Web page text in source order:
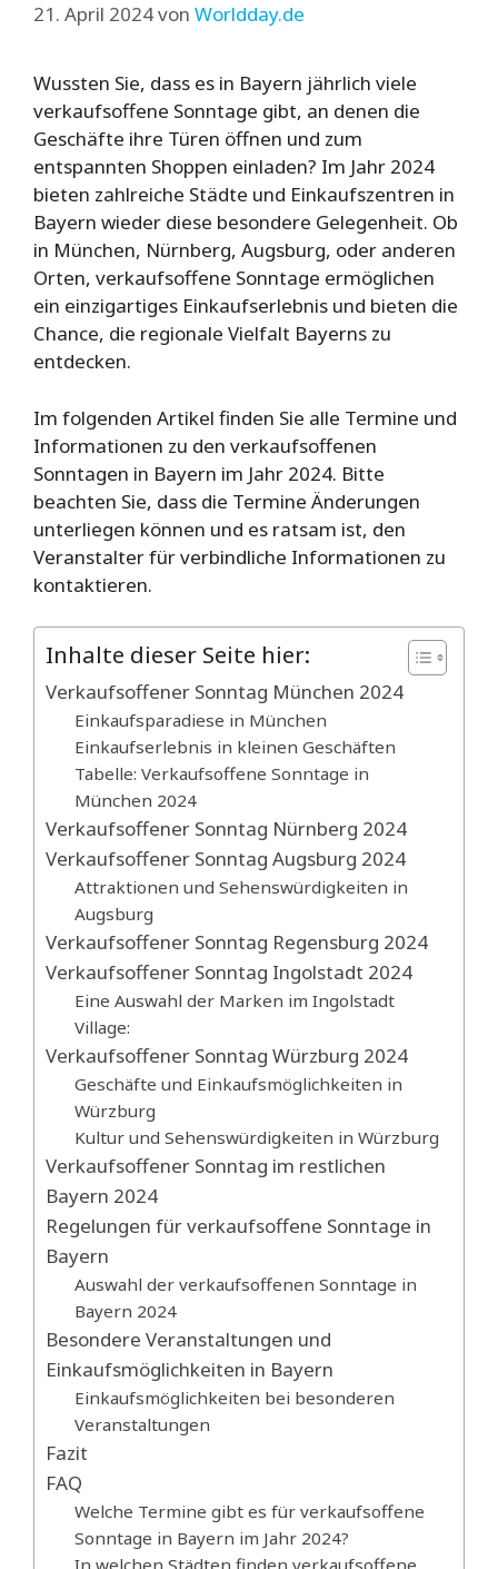
21. April 2024von Worldday.de
Wussten Sie, dass es in Bayern jährlich viele
verkaufsoffene Sonntage gibt, an denen die
Geschäfte ihre Türen öffnen und zum
entspannten Shoppen einladen? Im Jahr 2024
bieten zahlreiche Städte und Einkaufszentren in
Bayern wieder diese besondere Gelegenheit. Ob
in München, Nürnberg, Augsburg, oder anderen
Orten, verkaufsoffene Sonntage ermöglichen
ein einzigartiges Einkaufserlebnis und bieten die
Chance, die regionale Vielfalt Bayerns zu
entdecken.
Im folgenden Artikel finden Sie alle Termine und
Informationen zu den verkaufsoffenen
Sonntagen in Bayern im Jahr 2024. Bitte
beachten Sie, dass die Termine Änderungen
unterliegen können und es ratsam ist, den
Veranstalter für verbindliche Informationen zu
kontaktieren.
Inhalte dieser Seite hier:
Verkaufsoffener Sonntag München 2024
Einkaufsparadiese in München
Einkaufserlebnis in kleinen Geschäften
Tabelle: Verkaufsoffene Sonntage in
München 2024
Verkaufsoffener Sonntag Nürnberg 2024
Verkaufsoffener Sonntag Augsburg 2024
Attraktionen und Sehenswürdigkeiten in
Augsburg
Verkaufsoffener Sonntag Regensburg 2024
Verkaufsoffener Sonntag Ingolstadt 2024
Eine Auswahl der Marken im Ingolstadt
Village:
Verkaufsoffener Sonntag Würzburg 2024
Geschäfte und Einkaufsmöglichkeiten in
Würzburg
Kultur und Sehenswürdigkeiten in Würzburg
Verkaufsoffener Sonntag im restlichen
Bayern 2024
Regelungen für verkaufsoffene Sonntage in
Bayern
Auswahl der verkaufsoffenen Sonntage in
Bayern 2024
Besondere Veranstaltungen und
Einkaufsmöglichkeiten in Bayern
Einkaufsmöglichkeiten bei besonderen
Veranstaltungen
Fazit
FAQ
Welche Termine gibt es für verkaufsoffene
Sonntage in Bayern im Jahr 2024?